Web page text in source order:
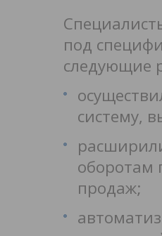
под
следующие
систему,
оборотам
продаж;